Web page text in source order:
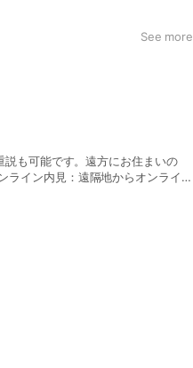
See more
説も可能です。遠方にお住まいの